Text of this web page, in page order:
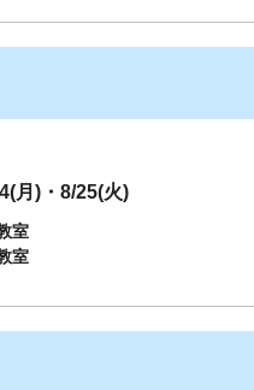
月)・8/25(火)
室
室